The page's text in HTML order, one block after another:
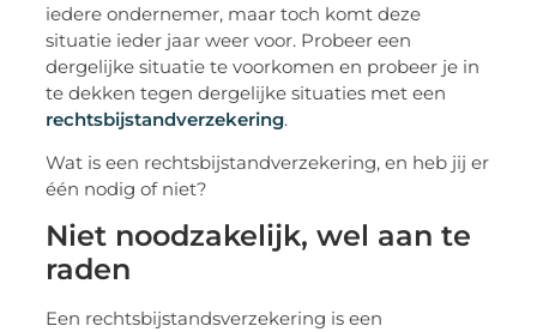
iedere ondernemer, maar toch komt deze
situatie ieder jaar weer voor. Probeer een
dergelijke situatie te voorkomen en probeer je in
te dekken tegen dergelijke situaties met een
rechtsbijstandverzekering.
Wat is een rechtsbijstandverzekering, en heb jij er
één nodig of niet?
Niet noodzakelijk, wel aan te
raden
Een rechtsbijstandsverzekering is een